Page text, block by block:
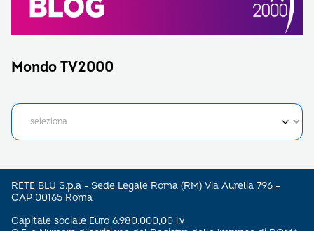
Mondo TV2000
RETE BLU S.p.a - Sede Legale Roma (RM) Via Aurelia 796 –
CAP 00165 Roma
Capitale sociale Euro 6.980.000,00 i.v